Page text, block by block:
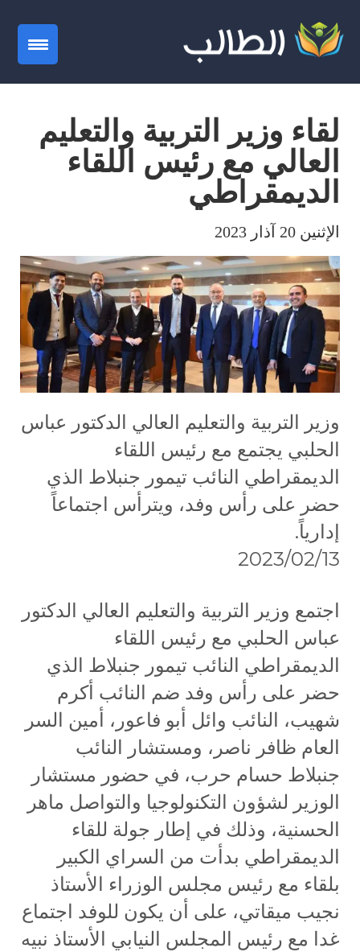
لقاء وزير التربية والتعليم
العالي مع رئيس اللقاء
الديمقراطي
الإثنين 20 آذار 2023
وزير التربية والتعليم العالي الدكتور عباس
الحلبي يجتمع مع رئيس اللقاء
الديمقراطي النائب تيمور جنبلاط الذي
حضر على رأس وفد، ويترأس اجتماعاً
إدارياً.
2023/02/13
اجتمع وزير التربية والتعليم العالي الدكتور
عباس الحلبي مع رئيس اللقاء
الديمقراطي النائب تيمور جنبلاط الذي
حضر على رأس وفد ضم النائب أكرم
شهيب، النائب وائل أبو فاعور، أمين السر
العام ظافر ناصر، ومستشار النائب
جنبلاط حسام حرب، في حضور مستشار
الوزير لشؤون التكنولوجيا والتواصل ماهر
الحسنية، وذلك في إطار جولة للقاء
الديمقراطي بدأت من السراي الكبير
بلقاء مع رئيس مجلس الوزراء الأستاذ
نجيب ميقاتي، على أن يكون للوفد اجتماع
غدا مع رئيس المجلس النيابي الأستاذ نبيه